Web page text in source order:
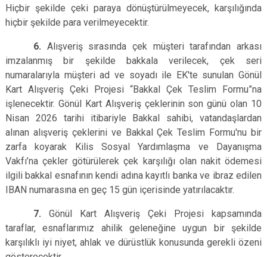
Hiçbir şekilde çeki paraya dönüştürülmeyecek, karşılığında
hiçbir şekilde para verilmeyecektir.
6. Alışveriş sırasında çek müşteri tarafından arkası
imzalanmış bir şekilde bakkala verilecek, çek seri
numaralarıyla müşteri ad ve soyadı ile EK'te sunulan Gönül
Kart Alışveriş Çeki Projesi “Bakkal Çek Teslim Formu”na
işlenecektir. Gönül Kart Alışveriş çeklerinin son günü olan 10
Nisan 2026 tarihi itibariyle Bakkal sahibi, vatandaşlardan
alınan alışveriş çeklerini ve Bakkal Çek Teslim Formu'nu bir
zarfa koyarak Kilis Sosyal Yardımlaşma ve Dayanışma
Vakfı’na çekler götürülerek çek karşılığı olan nakit ödemesi
ilgili bakkal esnafının kendi adına kayıtlı banka ve ibraz edilen
IBAN numarasına en geç 15 gün içerisinde yatırılacaktır.
7.Gönül Kart Alışveriş Çeki Projesi kapsamında
taraflar, esnaflarımız ahilik geleneğine uygun bir şekilde
karşılıklı iyi niyet, ahlak ve dürüstlük konusunda gerekli özeni